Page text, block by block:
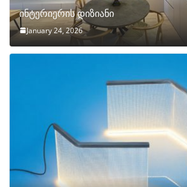
ინტერიერის დიზიანი
January 24, 2026